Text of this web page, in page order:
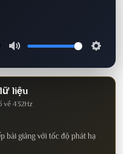
liệu
về 432Hz
bài giảng với tốc độ phát hạ